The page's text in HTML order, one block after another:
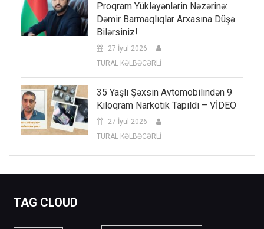
Proqram Yükləyənlərin Nəzərinə:
Dəmir Barmaqlıqlar Arxasına Düşə
Bilərsiniz!
27 İyul 2026
TURAL KƏLBƏCƏRLİ
35 Yaşlı Şəxsin Avtomobilindən 9
Kiloqram Narkotik Tapıldı – VİDEO
27 İyul 2026
TURAL KƏLBƏCƏRLİ
TAG CLOUD